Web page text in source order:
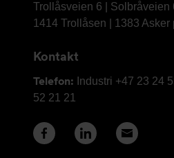
Armatec
AS
Trollåsveien 6 | Solbråveien
1414 Trollåsen | 1383 Asker
Kontakt
Telefon: Industri +47 23 24
52 21 21